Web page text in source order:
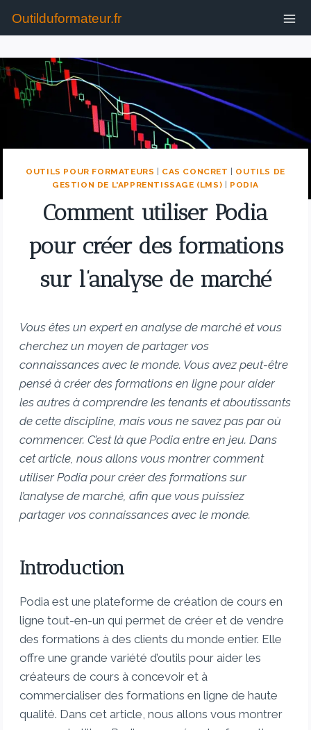
Outilduformateur.fr
OUTILS POUR FORMATEURS | CAS CONCRET | OUTILS DE
GESTION DE L'APPRENTISSAGE (LMS) | PODIA
Comment utiliser Podia
pour créer des formations
sur l’analyse de marché
Vous êtes un expert en analyse de marché et vous
cherchez un moyen de partager vos
connaissances avec le monde. Vous avez peut-être
pensé à créer des formations en ligne pour aider
les autres à comprendre les tenants et aboutissants
de cette discipline, mais vous ne savez pas par où
commencer. C’est là que Podia entre en jeu. Dans
cet article, nous allons vous montrer comment
utiliser Podia pour créer des formations sur
l’analyse de marché, afin que vous puissiez
partager vos connaissances avec le monde.
Introduction
Podia est une plateforme de création de cours en
ligne tout-en-un qui permet de créer et de vendre
des formations à des clients du monde entier. Elle
offre une grande variété d’outils pour aider les
créateurs de cours à concevoir et à
commercialiser des formations en ligne de haute
qualité. Dans cet article, nous allons vous montrer